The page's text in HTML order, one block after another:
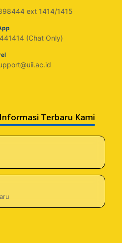
ext 1414/1415
(Chat Only)
Terbaru Kami